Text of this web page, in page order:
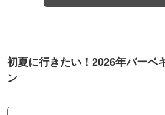
初夏に行きたい！2026年バーベ
ン